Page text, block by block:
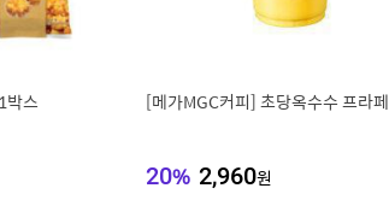
박스 [메가MGC커피] 초당옥수수 프라페
20% 2,960원